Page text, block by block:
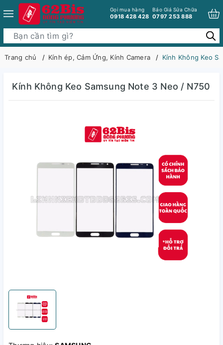
Gọi mua hàng
0918 428 428
Báo Giá Sửa Chữa
0797 253 888
Trang chủ Kính ép, Cảm Ứng, Kính Camera Kính Không Keo
Kính Không Keo Samsung Note 3 Neo / N750